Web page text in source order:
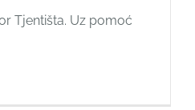
Tjentišta. Uz pomoć